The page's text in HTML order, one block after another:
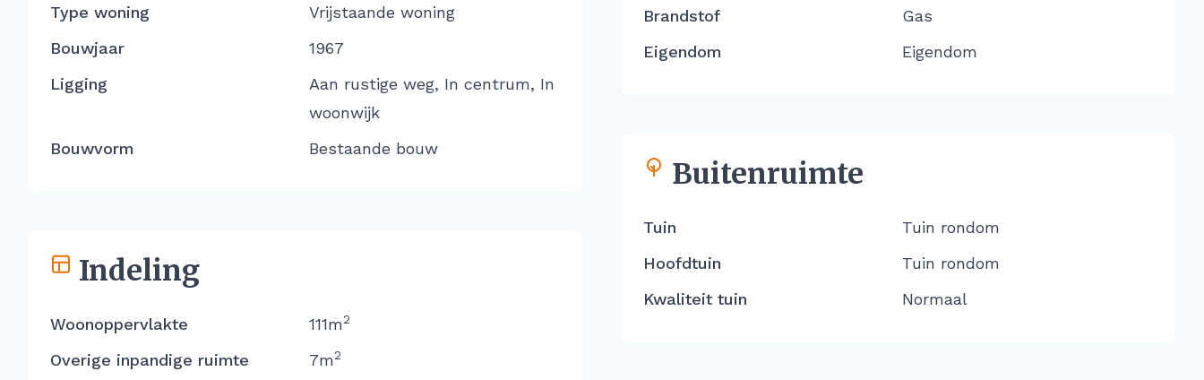
Type woning
Vrijstaande woning
Bouwjaar
1967
Ligging
Aan rustige weg, In centrum, In
woonwijk
Bouwvorm
Bestaande bouw
Indeling
Woonoppervlakte 111m2
Overige inpandige ruimte 7m2
Brandstof
Gas
Eigendom
Eigendom
Buitenruimte
Tuin
Tuin rondom
Hoofdtuin
Tuin rondom
Kwaliteit tuin
Normaal